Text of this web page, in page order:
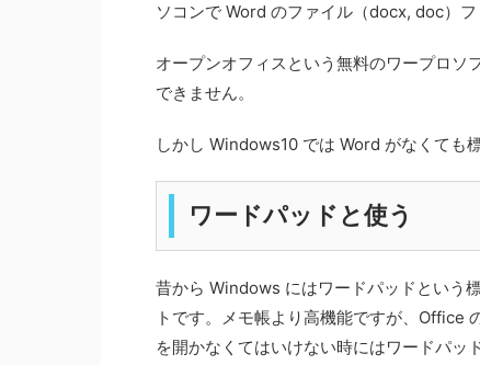
ソコンで Word のファイル（docx, doc）
オープンオフィスという無料のワープロソ
できません。
しかし Windows10 では Word がなくても
ワードパッドと使う
昔から Windows にはワードパッドという
トです。メモ帳より高機能ですが、Office
を開かなくてはいけない時にはワードパ